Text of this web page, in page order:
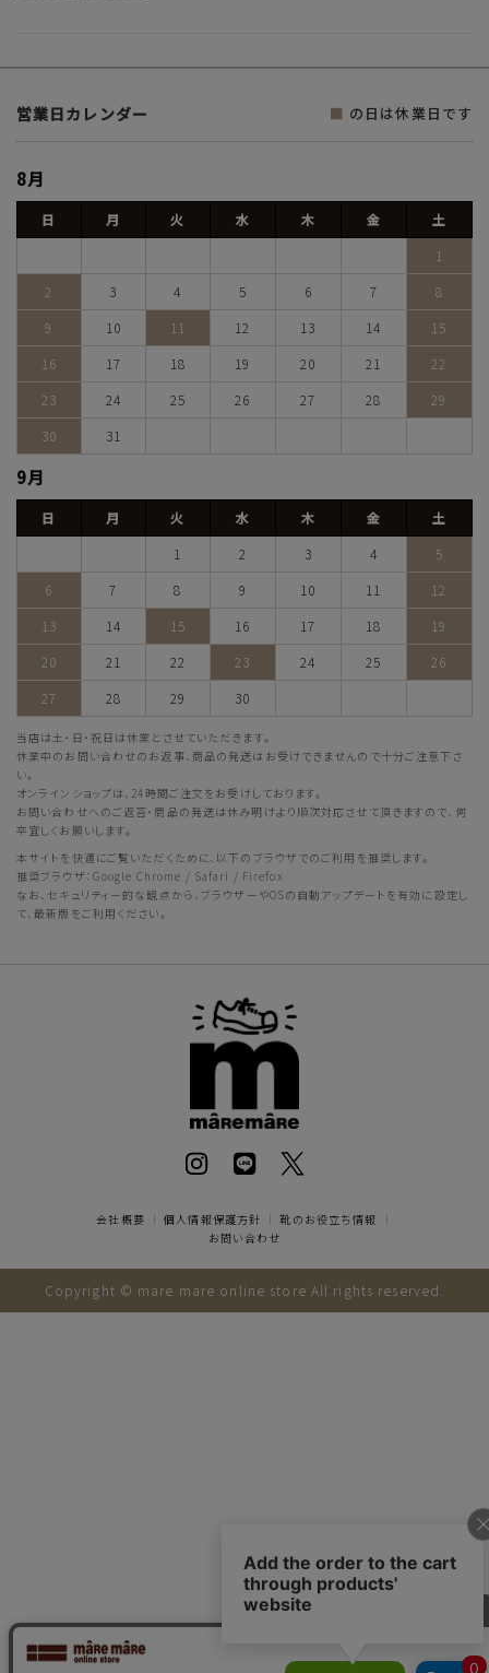
営業日カレンダー ■ の日は休業日です
8月
日 月 火 水 木 金
土
1
2
3 4 5 6 7
8
9
10 11 12 13 14
15
16
17 18 19 20 21
22
23
24 25 26 27 28
29
30
31
9月
日 月 火 水 木 金
土
1
2 3 4
5
6
7 8 9 10 11
12
13
14 15 16 17 18
19
20
21 22 23 24 25
26
27
28 29 30
当店は土・日・祝日は休業とさせていただきます。
休業中のお問い合わせのお返事、商品の発送はお受けできませんので十分ご注意下さ
い。
オンラインショップは、24時間ご注文をお受けしております。
お問い合わせへのご返答・商品の発送は休み明けより順次対応させて頂きますので、何
卒宜しくお願いします。
本サイトを快適にご覧いただくために、以下のブラウザでのご利用を推奨します。
推奨ブラウザ：Google Chrome / Safari / Firefox
なお、セキュリティー的な観点から、ブラウザーやOSの自動アップデートを有効に設定し
て、最新版をご利用ください。
会社概要 ｜個人情報保護方針 ｜靴のお役立ち情報
｜
お問い合わせ
Copyright © mare mare online store All rights reserved.